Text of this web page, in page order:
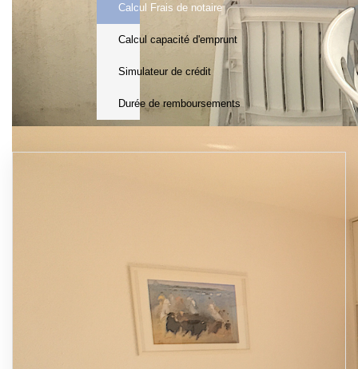
Calcul Frais de notaire
Calcul capacité d'emprunt
Simulateur de crédit
Durée de remboursements